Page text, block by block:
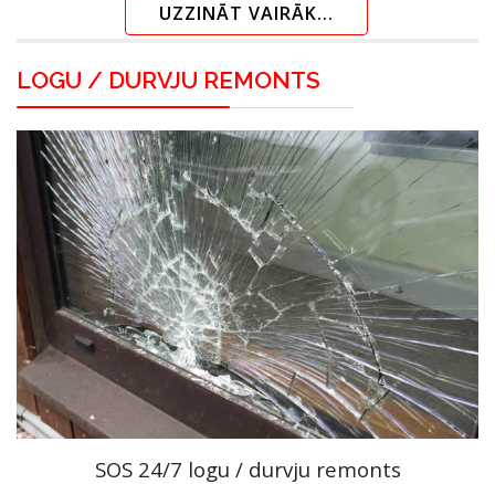
UZZINĀT VAIRĀK...
LOGU / DURVJU REMONTS
SOS 24/7 logu / durvju remonts